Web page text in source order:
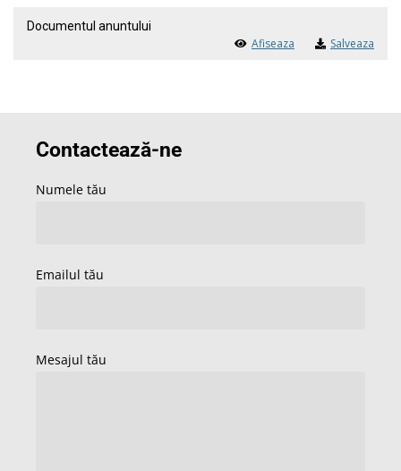
Documentul anuntului
Afiseaza Salveaza